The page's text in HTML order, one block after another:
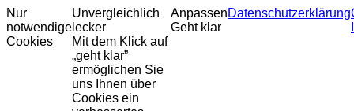
Nur
notwendige
Cookies
Unvergleichlich
lecker
Mit dem Klick auf
„geht klar”
ermöglichen Sie
uns Ihnen über
Cookies ein
Anpassen
Geht klar
Datenschutzerklärung